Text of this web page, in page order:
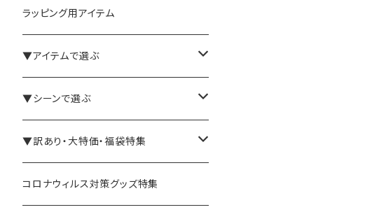
ラッピング用アイテム
▼アイテムで選ぶ
バインダー・メモパッド
手帳・ノート
ペン立て・収納ケース・トレイ
▼シーンで選ぶ
テレワーク・在宅ワーク向け
司会・セミナー講師向け
▼訳あり・大特価・福袋特集
アウトレット商品
コロナウィルス対策グッズ特集